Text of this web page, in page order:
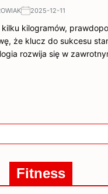
2025-12-11
kilogramów,
że klucz do sukcesu
rozwija się w
Fitness